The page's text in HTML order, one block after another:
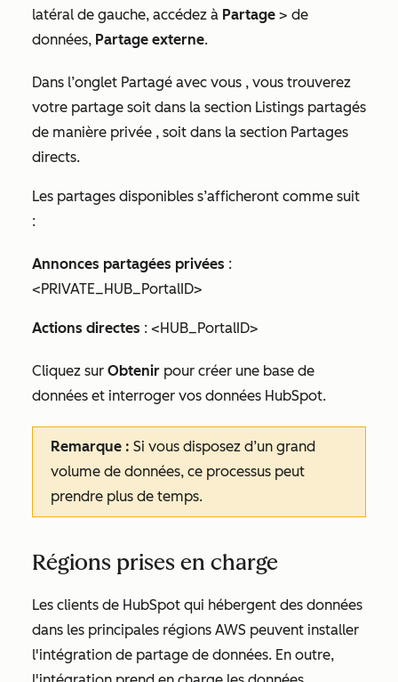
latéral de gauche, accédez à Partage > de
données, Partage externe.
Dans l’onglet Partagé avec vous , vous trouverez
votre partage soit dans la section Listings partagés
de manière privée , soit dans la section Partages
directs.
Les partages disponibles s’afficheront comme suit
:
Annonces partagées privées :
<PRIVATE_HUB_PortalID>
Actions directes : <HUB_PortalID>
Cliquez sur Obtenir pour créer une base de
données et interroger vos données HubSpot.
Remarque : Si vous disposez d’un grand
volume de données, ce processus peut
prendre plus de temps.
Régions prises en charge
Les clients de HubSpot qui hébergent des données
dans les principales régions AWS peuvent installer
l'intégration de partage de données. En outre,